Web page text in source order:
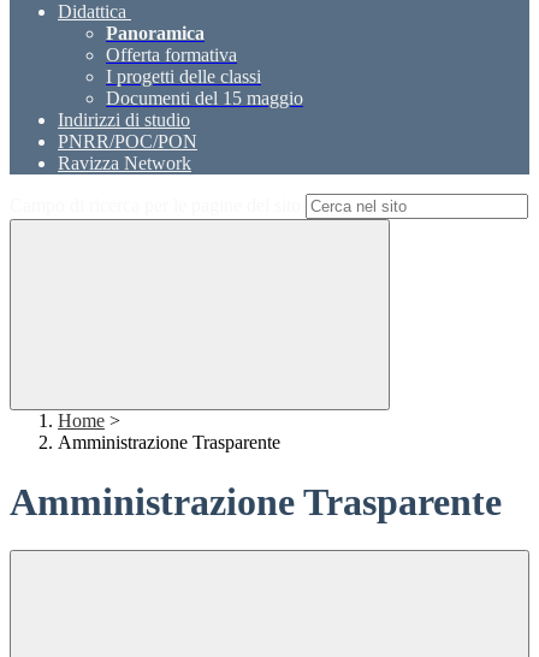
Didattica
Panoramica
Offerta formativa
I progetti delle classi
Documenti del 15 maggio
Indirizzi di studio
PNRR/POC/PON
Ravizza Network
Home >
Amministrazione Trasparente
Amministrazione Trasparente